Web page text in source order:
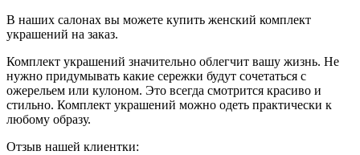
В наших салонах вы можете купить женский комплект
украшений на заказ.
Комплект украшений значительно облегчит вашу жизнь. Не
нужно придумывать какие сережки будут сочетаться с
ожерельем или кулоном. Это всегда смотрится красиво и
стильно. Комплект украшений можно одеть практически к
любому образу.
Отзыв нашей клиентки: